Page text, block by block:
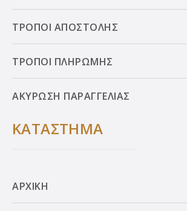
ΤΡΟΠΟΙ ΑΠΟΣΤΟΛΗΣ
ΤΡΟΠΟΙ ΠΛΗΡΩΜΗΣ
ΑΚΥΡΩΣΗ ΠΑΡΑΓΓΕΛΙΑΣ
ΚΑΤΑΣΤΗΜΑ
ΑΡΧΙΚΗ